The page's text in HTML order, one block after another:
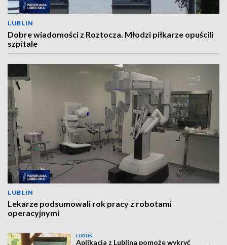
LUBLIN
Dobre wiadomości z Roztocza. Młodzi piłkarze opuścili
szpitale
LUBLIN
Lekarze podsumowali rok pracy z robotami
operacyjnymi
LUBLIN
Aplikacja z Lublina pomoże wykryć